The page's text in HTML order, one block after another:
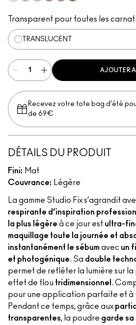
Transparent pour toutes les
TRANSLUCENT
AJOUTER
Recevez votre tote bag d’été
de 69€
DÉTAILS DU PRODUIT
Fini: Mat
Couvrance: Légère
La gamme Studio Fix s’agrandit
respirante d’inspiration
la plus légère à ce jour est ultra-
maquillage toute la journée et
instantanément le sébum avec un
et photogénique. Sa double
permet de refléter la lumière sur la
effet de flou tridimensionnel .
pour une application parfaite et à
Pendant ce temps, grâce aux
transparentes, la poudre garde sa